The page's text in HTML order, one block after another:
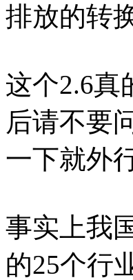
排放的转
这个2.6真
后请不要
一下就外
事实上我
的25个行